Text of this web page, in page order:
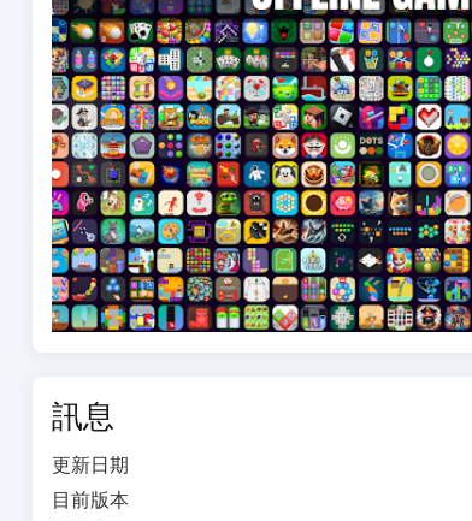
主要好處：
無數據使用： 在享受我們的離線娛樂時，節省您
省電： 我們的遊戲經過優化，消耗更少的電池
隨處可玩： 無論您在飛機上、火車上，還是只
開始您的冒險：
開始一場您可以隨處享受的拼圖冒險。“離線遊
添加的新拼圖，總有新的東西可供發現。
如何充分利用我們的遊戲：
保持更新： 請務必下載最新更新，以獲取新的拼
與我們聯繫：
保持最新的新聞和更新。關注我們的社交媒體並
訊息
更新日期
目前版本